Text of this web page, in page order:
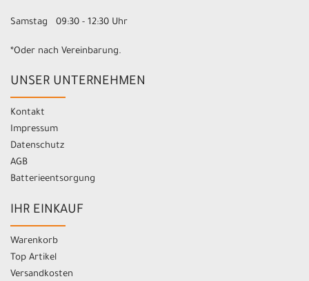
Samstag 09:30 - 12:30 Uhr
*Oder nach Vereinbarung.
UNSER UNTERNEHMEN
Kontakt
Impressum
Datenschutz
AGB
Batterieentsorgung
IHR EINKAUF
Warenkorb
Top Artikel
Versandkosten